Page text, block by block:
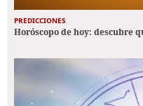
PREDICCIONES
Horóscopo de hoy: descubre